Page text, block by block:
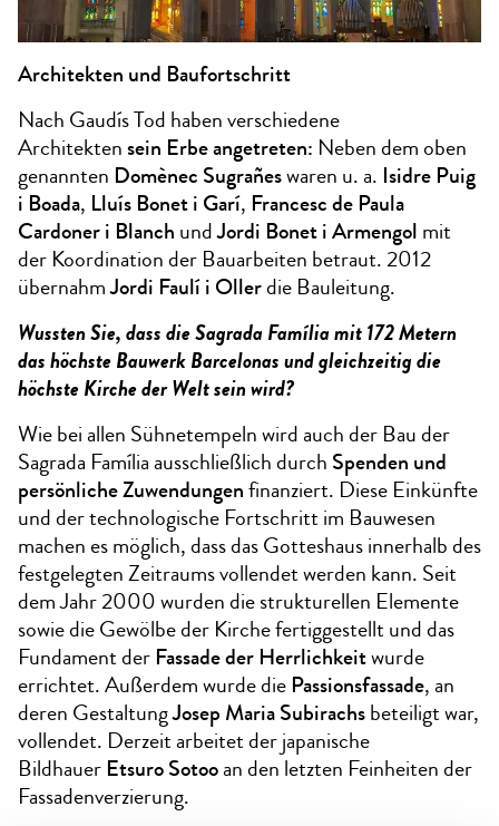
Architekten und Baufortschritt
Nach Gaudís Tod haben verschiedene
Architektensein Erbe angetreten: Neben dem oben
genannten Domènec Sugrañeswaren u. a. Isidre Puig
i Boada, Lluís Bonet i Garí, Francesc de Paula
Cardoner i Blanch undJordi Bonet i Armengol mit
der Koordination der Bauarbeiten betraut. 2012
übernahmJordi Faulí i Ollerdie Bauleitung.
Wussten Sie, dass die Sagrada Família mit 172 Metern
das höchste Bauwerk Barcelonas und gleichzeitig die
höchste Kirche der Welt sein wird?
Wie bei allen Sühnetempeln wird auch der Bau der
Sagrada Família ausschließlich durch Spenden und
persönliche Zuwendungenfinanziert. Diese Einkünfte
und der technologische Fortschritt im Bauwesen
machen es möglich, dass das Gotteshaus innerhalb des
festgelegten Zeitraums vollendet werden kann. Seit
dem Jahr 2000 wurden die strukturellen Elemente
sowie die Gewölbe der Kirche fertiggestellt und das
Fundament der Fassade der Herrlichkeitwurde
errichtet. Außerdem wurde die Passionsfassade, an
deren GestaltungJosep Maria Subirachsbeteiligt war,
vollendet. Derzeit arbeitet der japanische
Bildhauer Etsuro Sotooan den letzten Feinheiten der
Fassadenverzierung.